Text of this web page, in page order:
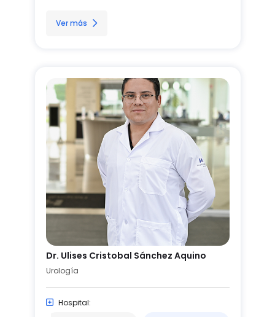
Ver más
Dr. Ulises Cristobal Sánchez Aquino
Urología
Hospital: